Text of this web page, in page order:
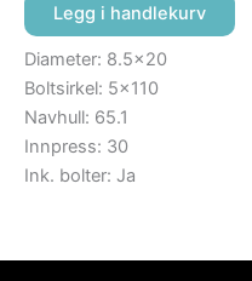
Legg i handlekurv
Diameter: 8.5×20
Boltsirkel: 5×110
Navhull: 65.1
Innpress: 30
Ink. bolter: Ja